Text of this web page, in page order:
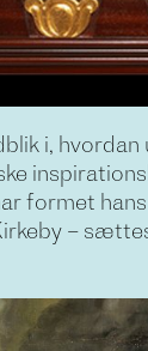
i, hvordan
formet
–